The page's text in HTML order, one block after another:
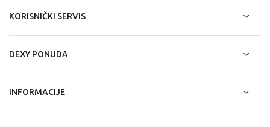
KORISNIČKI SERVIS
DEXY PONUDA
INFORMACIJE